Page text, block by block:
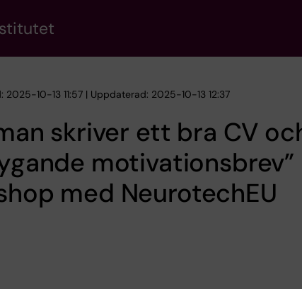
2025-10-13 11:57 | Uppdaterad: 2025-10-13 12:37
skriver ett bra CV
motivationsbrev”
med NeurotechEU